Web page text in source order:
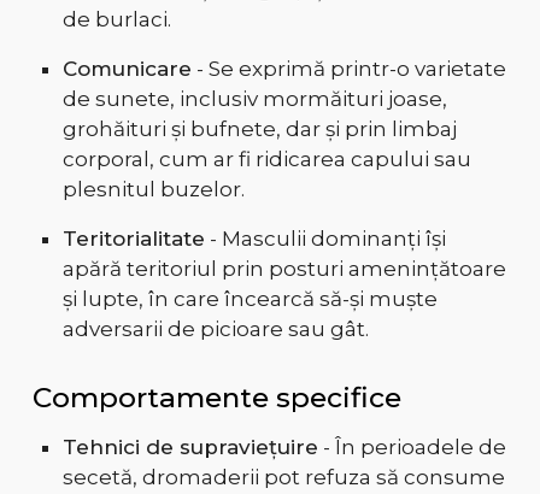
de burlaci.
Comunicare - Se exprimă printr-o varietate
de sunete, inclusiv mormăituri joase,
grohăituri și bufnete, dar și prin limbaj
corporal, cum ar fi ridicarea capului sau
plesnitul buzelor.
Teritorialitate - Masculii dominanți își
apără teritoriul prin posturi amenințătoare
și lupte, în care încearcă să-și muște
adversarii de picioare sau gât.
Comportamente specifice
Tehnici de supraviețuire - În perioadele de
secetă, dromaderii pot refuza să consume